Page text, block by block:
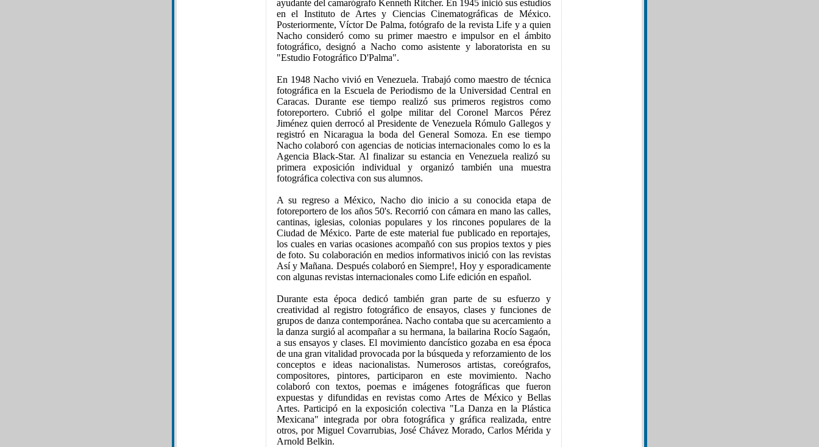
ayudante del camarógrafo Kenneth Ritcher. En 1945 inició sus estudios
en el Instituto de Artes y Ciencias Cinematográficas de México.
Posteriormente, Víctor De Palma, fotógrafo de la revista Life y a quien
Nacho consideró como su primer maestro e impulsor en el ámbito
fotográfico, designó a Nacho como asistente y laboratorista en su
"Estudio Fotográfico D'Palma".
En 1948 Nacho vivió en Venezuela. Trabajó como maestro de técnica
fotográfica en la Escuela de Periodismo de la Universidad Central en
Caracas. Durante ese tiempo realizó sus primeros registros como
fotoreportero. Cubrió el golpe militar del Coronel Marcos Pérez
Jiménez quien derrocó al Presidente de Venezuela Rómulo Gallegos y
registró en Nicaragua la boda del General Somoza. En ese tiempo
Nacho colaboró con agencias de noticias internacionales como lo es la
Agencia Black-Star. Al finalizar su estancia en Venezuela realizó su
primera exposición individual y organizó también una muestra
fotográfica colectiva con sus alumnos.
A su regreso a México, Nacho dio inicio a su conocida etapa de
fotoreportero de los años 50's. Recorrió con cámara en mano las calles,
cantinas, iglesias, colonias populares y los rincones populares de la
Ciudad de México. Parte de este material fue publicado en reportajes,
los cuales en varias ocasiones acompañó con sus propios textos y pies
de foto. Su colaboración en medios informativos inició con las revistas
Así y Mañana. Después colaboró en Siempre!, Hoy y esporadicamente
con algunas revistas internacionales como Life edición en español.
Durante esta época dedicó también gran parte de su esfuerzo y
creatividad al registro fotográfico de ensayos, clases y funciones de
grupos de danza contemporánea. Nacho contaba que su acercamiento a
la danza surgió al acompañar a su hermana, la bailarina Rocío Sagaón,
a sus ensayos y clases. El movimiento dancístico gozaba en esa época
de una gran vitalidad provocada por la búsqueda y reforzamiento de los
conceptos e ideas nacionalistas. Numerosos artistas, coreógrafos,
compositores, pintores, participaron en este movimiento. Nacho
colaboró con textos, poemas e imágenes fotográficas que fueron
expuestas y difundidas en revistas como Artes de México y Bellas
Artes. Participó en la exposición colectiva "La Danza en la Plástica
Mexicana" integrada por obra fotográfica y gráfica realizada, entre
otros, por Miguel Covarrubias, José Chávez Morado, Carlos Mérida y
Arnold Belkin.